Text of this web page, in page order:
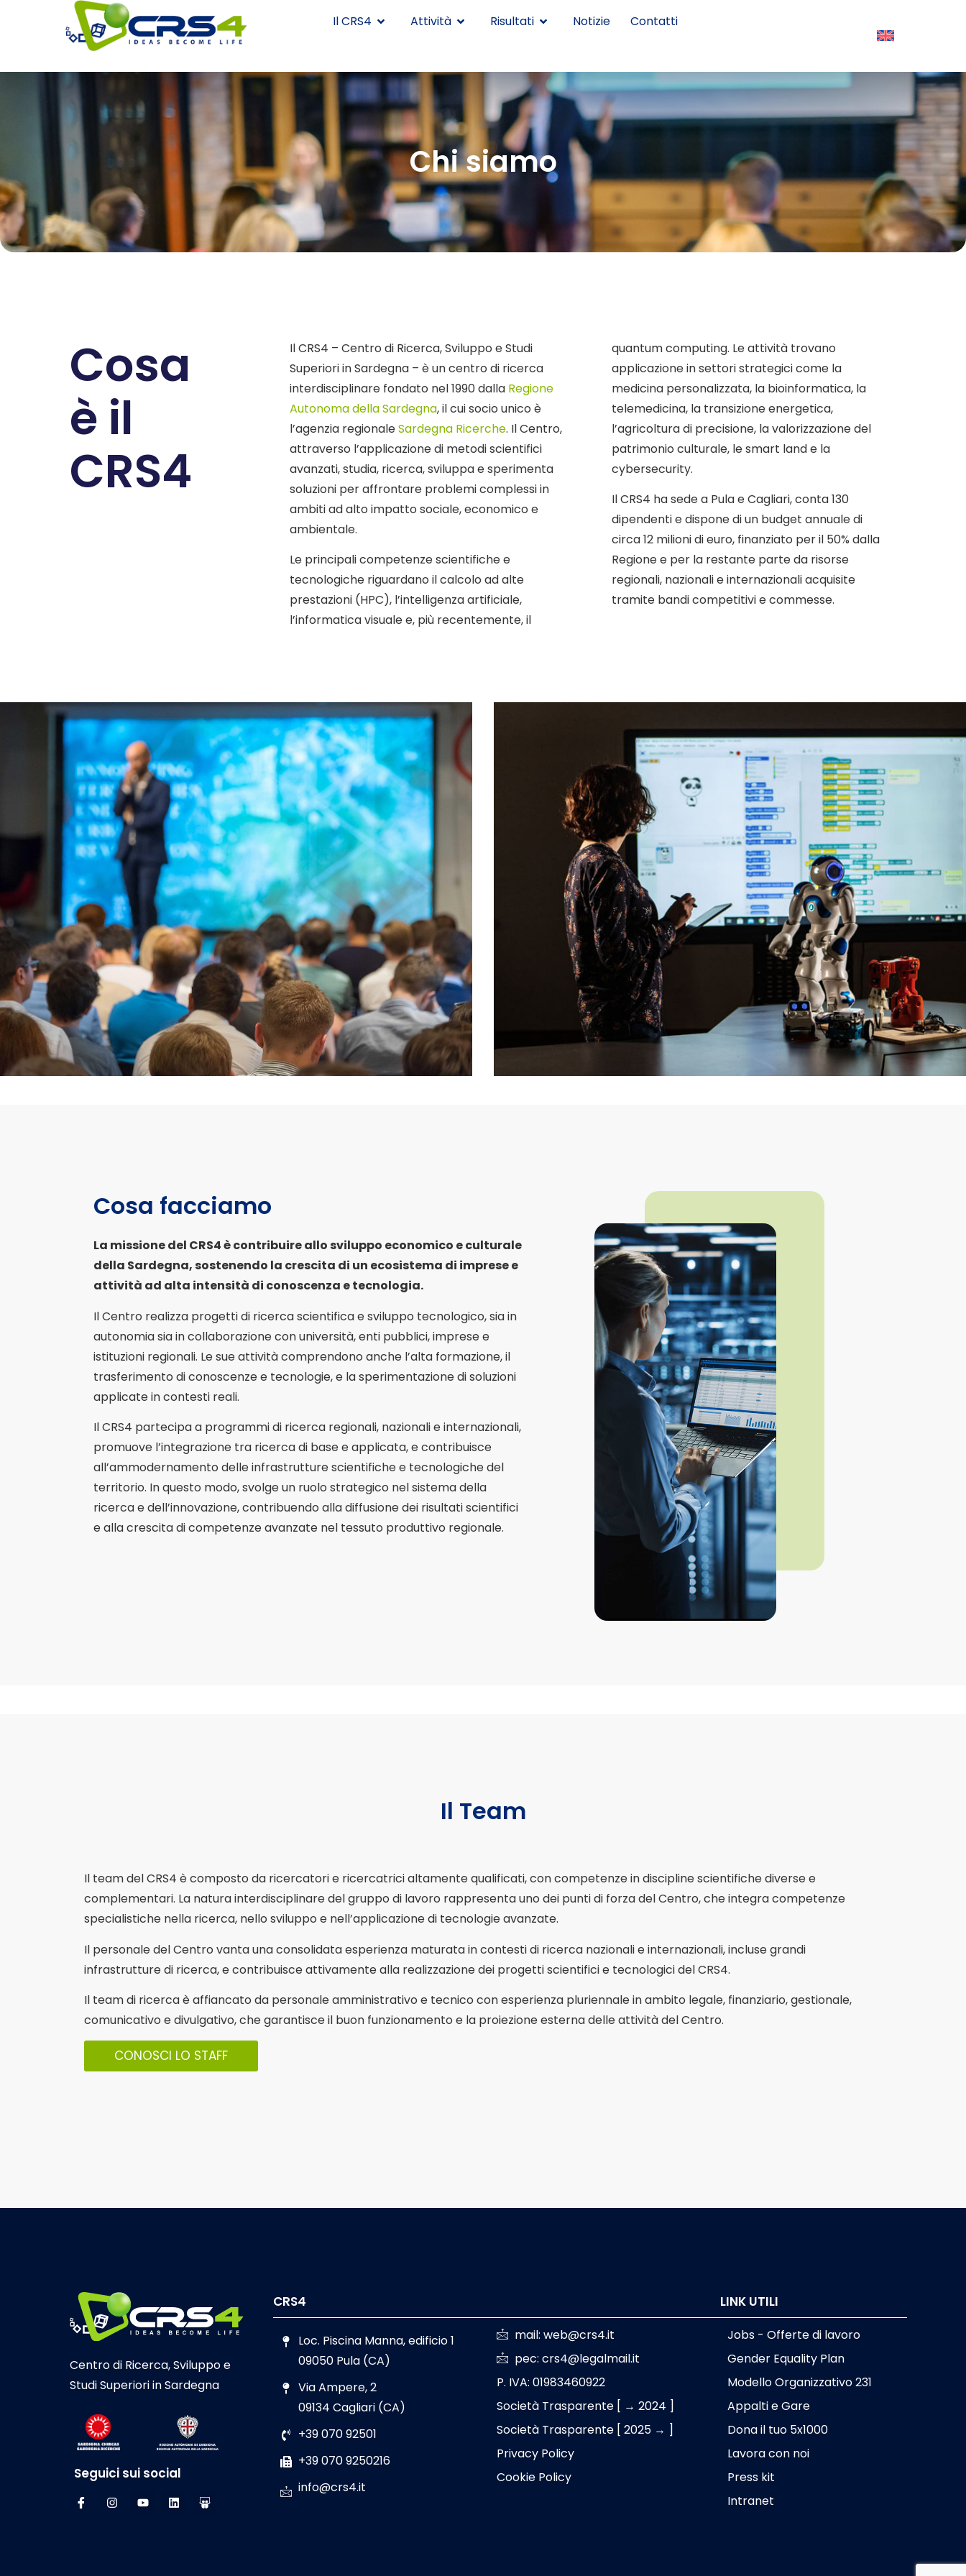
Il CRS4 Attività Risultati Notizie Contatti
Chi siamo
Cosa
è il
CRS4
Il CRS4 – Centro di Ricerca, Sviluppo e Studi
Superiori in Sardegna – è un centro di ricerca
interdisciplinare fondato nel 1990 dalla Regione
Autonoma della Sardegna, il cui socio unico è
l’agenzia regionaleSardegna Ricerche. Il Centro,
attraverso l’applicazione di metodi scientifici
avanzati, studia, ricerca, sviluppa e sperimenta
soluzioni per affrontare problemi complessi in
ambiti ad alto impatto sociale, economico e
ambientale.
Le principali competenze scientifiche e
tecnologiche riguardano il calcolo ad alte
prestazioni (HPC), l’intelligenza artificiale,
l’informatica visuale e, più recentemente, il
quantum computing. Le attività trovano
applicazione in settori strategici come la
medicina personalizzata, la bioinformatica, la
telemedicina, la transizione energetica,
l’agricoltura di precisione, la valorizzazione del
patrimonio culturale, le smart land e la
cybersecurity.
Il CRS4 ha sede a Pula e Cagliari, conta 130
dipendenti e dispone di un budget annuale di
circa 12 milioni di euro, finanziato per il 50% dalla
Regione e per la restante parte da risorse
regionali, nazionali e internazionali acquisite
tramite bandi competitivi e commesse.
Cosa facciamo
La missione del CRS4 è contribuire allo sviluppo economico e culturale
della Sardegna, sostenendo la crescita di un ecosistema di imprese e
attività ad alta intensità di conoscenza e tecnologia.
Il Centro realizza progetti di ricerca scientifica e sviluppo tecnologico, sia in
autonomia sia in collaborazione con università, enti pubblici, imprese e
istituzioni regionali. Le sue attività comprendono anche l’alta formazione, il
trasferimento di conoscenze e tecnologie, e la sperimentazione di soluzioni
applicate in contesti reali.
Il CRS4 partecipa a programmi di ricerca regionali, nazionali e internazionali,
promuove l’integrazione tra ricerca di base e applicata, e contribuisce
all’ammodernamento delle infrastrutture scientifiche e tecnologiche del
territorio. In questo modo, svolge un ruolo strategico nel sistema della
ricerca e dell’innovazione, contribuendo alla diffusione dei risultati scientifici
e alla crescita di competenze avanzate nel tessuto produttivo regionale.
Il Team
Il team del CRS4 è composto da ricercatori e ricercatrici altamente qualificati, con competenze in discipline scientifiche diverse e
complementari. La natura interdisciplinare del gruppo di lavoro rappresenta uno dei punti di forza del Centro, che integra competenze
specialistiche nella ricerca, nello sviluppo e nell’applicazione di tecnologie avanzate.
Il personale del Centro vanta una consolidata esperienza maturata in contesti di ricerca nazionali e internazionali, incluse grandi
infrastrutture di ricerca, e contribuisce attivamente alla realizzazione dei progetti scientifici e tecnologici del CRS4.
Il team di ricerca è affiancato da personale amministrativo e tecnico con esperienza pluriennale in ambito legale, finanziario, gestionale,
comunicativo e divulgativo, che garantisce il buon funzionamento e la proiezione esterna delle attività del Centro.
CONOSCI LO STAFF
Centro di Ricerca, Sviluppo e
Studi Superiori in Sardegna
Seguici sui social
CRS4
Loc. Piscina Manna, edificio 1
09050 Pula (CA)
Via Ampere, 2
09134 Cagliari (CA)
+39 070 92501
+39 070 9250216
info@crs4.it
mail: web@crs4.it
pec: crs4@legalmail.it
P. IVA: 01983460922
Società Trasparente [ → 2024 ]
Società Trasparente [ 2025 → ]
Privacy Policy
Cookie Policy
LINK UTILI
Jobs - Offerte di lavoro
Gender Equality Plan
Modello Organizzativo 231
Appalti e Gare
Dona il tuo 5x1000
Lavora con noi
Press kit
Intranet